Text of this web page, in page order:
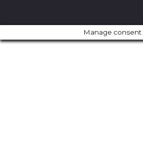
Manage consent